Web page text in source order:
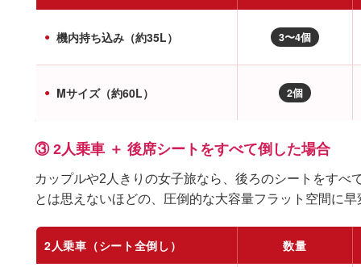
機内持ち込み（約35L） 3〜4個
Mサイズ（約60L） 2個
③ 2人乗車 ＋ 後席シートをすべて倒した場合
カップルや2人きりの女子旅なら、後ろのシートをすべ
とは思えないほどの、圧倒的な大容量フラット空間に
2人乗車（シート全倒し） 数量